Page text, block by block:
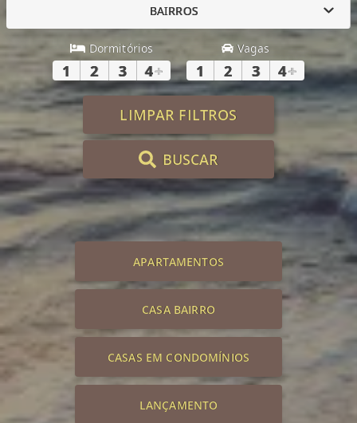
BAIRROS
Dormitórios
1 2 3 4+
Vagas
1 2 3 4+
LIMPAR FILTROS
BUSCAR
APARTAMENTOS
CASA BAIRRO
CASAS EM CONDOMÍNIOS
LANÇAMENTO